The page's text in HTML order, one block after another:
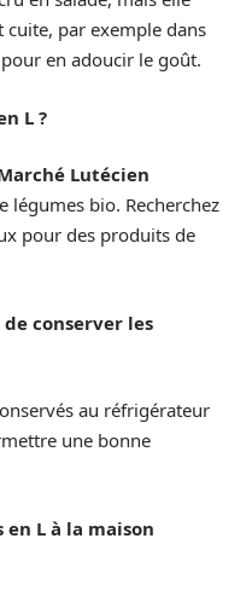
par exemple dans
en adoucir le goût.
L ?
Lutécien
légumes bio. Recherchez
pour des produits de
conserver les
au réfrigérateur
une bonne
L à la maison